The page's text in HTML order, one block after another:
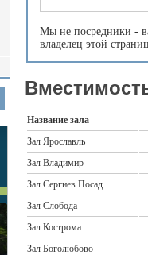
Мы не посредники -
владелец этой
Название зала
Зал Ярославль
Зал Владимир
Зал Сергиев Посад
Зал Слобода
Зал Кострома
Зал Боголюбово